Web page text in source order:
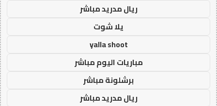
ريال مدريد مباشر
يلا شوت
yalla shoot
مباريات اليوم مباشر
برشلونة مباشر
ريال مدريد مباشر